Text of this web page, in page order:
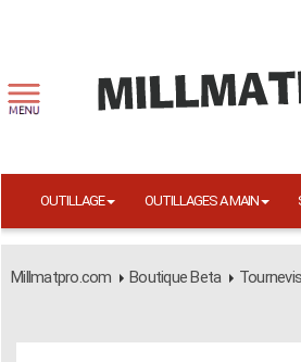
OUTILLAGE OUTILLAGES A MAIN
Millmatpro.com Boutique Beta